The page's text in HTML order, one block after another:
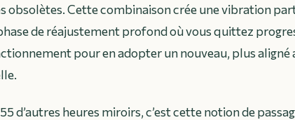
obsolètes. Cette combinaison crée une vibration
de réajustement profond où vous quittez
pour en adopter un nouveau, plus aligné
d’autres heures miroirs, c’est cette notion de